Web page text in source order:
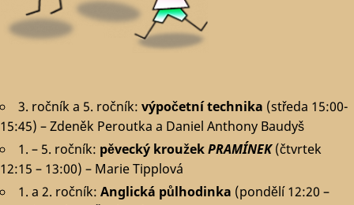
3. ročník a 5. ročník: výpočetní technika (středa 15:00-
15:45) – Zdeněk Peroutka a Daniel Anthony Baudyš
1. – 5. ročník: pěvecký kroužekPRAMÍNEK(čtvrtek
12:15 – 13:00) – Marie Tipplová
1. a 2. ročník: Anglická půlhodinka (pondělí 12:20 –